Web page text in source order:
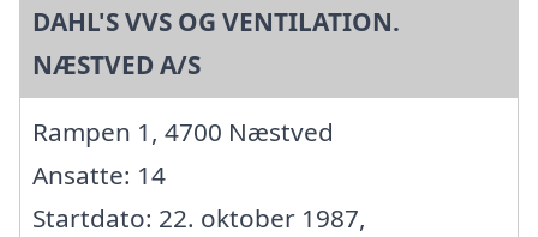
DAHL'S VVS OG VENTILATION.
NÆSTVED A/S
Rampen 1, 4700 Næstved
Ansatte: 14
Startdato: 22. oktober 1987,